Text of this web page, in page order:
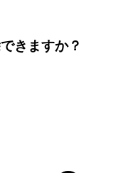
きますか？